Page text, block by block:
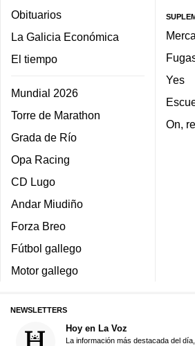
Obituarios
La Galicia Económica
El tiempo
Mundial 2026
Torre de Marathon
Grada de Río
Opa Racing
CD Lugo
Andar Miudiño
Forza Breo
Fútbol gallego
Motor gallego
Yes
On,
NEWSLETTERS
Hoy en La Voz
La información más destacada del